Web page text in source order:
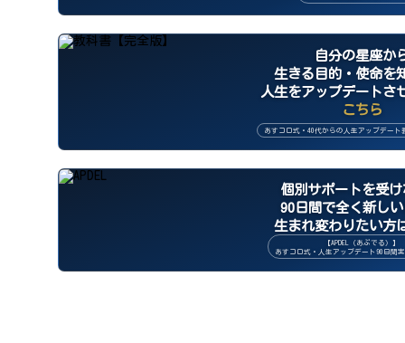
自分の星座か
生きる目的・使命を
人生をアップデートさ
こちら
あすコロ式・40代からの人生アップデート
個別サポートを受
90日間で全く新し
生まれ変わりたい方
【APDEL（あぷでる）】
あすコロ式・人生アップデート90日間